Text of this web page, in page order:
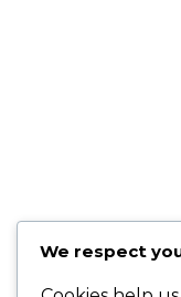
We respect